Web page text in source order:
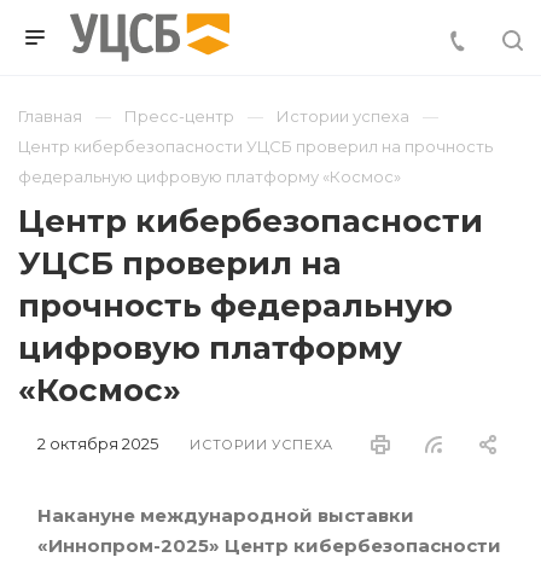
Главная Пресс-центр
Истории успеха
Центр кибербезопасности УЦСБ проверил на прочность
федеральную цифровую платформу «Космос»
Центр кибербезопасности
УЦСБ проверил на
прочность федеральную
цифровую платформу
«Космос»
2 октября 2025 ИСТОРИИ УСПЕХА
Накануне международной выставки
«Иннопром-2025» Центр кибербезопасности